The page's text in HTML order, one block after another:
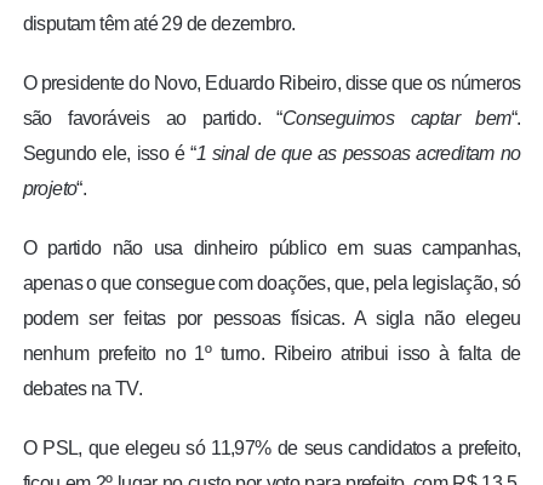
disputam têm até 29 de dezembro.
O presidente do Novo, Eduardo Ribeiro, disse que os números
são favoráveis ao partido. “Conseguimos captar bem“.
Segundo ele, isso é “1 sinal de que as pessoas acreditam no
projeto“.
O partido não usa dinheiro público em suas campanhas,
apenas o que consegue com doações, que, pela legislação, só
podem ser feitas por pessoas físicas. A sigla não elegeu
nenhum prefeito no 1º turno. Ribeiro atribui isso à falta de
debates na TV.
O PSL, que elegeu só 11,97% de seus candidatos a prefeito,